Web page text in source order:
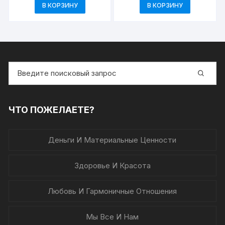
составляла
58,00₽.
В КОРЗИНУ составляла
58,00₽.
В КОРЗИНУ
ЧТО ПОЖЕЛАЕТЕ?
Деньги И Материальные Ценности
Здоровье И Красота
Любовь И Гармоничные Отношения
Мы Все И Нам